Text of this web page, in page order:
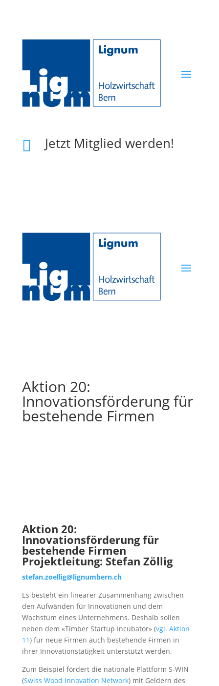
 Jetzt Mitglied werden!
Aktion 20:
Innovationsförderung für
bestehende Firmen
Aktion 20:
Innovationsförderung für
bestehende Firmen
Projektleitung: Stefan Zöllig
stefan.zoellig@lignumbern.ch
Es besteht ein linearer Zusammenhang zwischen
den Aufwänden für Innovationen und dem
Wachstum eines Unternehmens. Deshalb sollen
neben dem «Timber Startup Incubator» (vgl. Aktion
11) für neue Firmen auch bestehende Firmen in
ihrer Innovationstätigkeit unterstützt werden.
Zum Beispiel fördert die nationale Plattform S-WIN
(Swiss Wood Innovation Network) mit Geldern des